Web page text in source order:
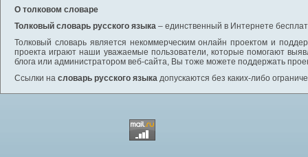
О толковом словаре
Толковый словарь русского языка – единственный в Интернете
Толковый словарь является некоммерческим онлайн проектом и
проекта играют наши уважаемые пользователи, которые помогают
блога или администратором веб-сайта, Вы тоже можете поддержать
Ссылки на словарь русского языка допускаются без каких-либо